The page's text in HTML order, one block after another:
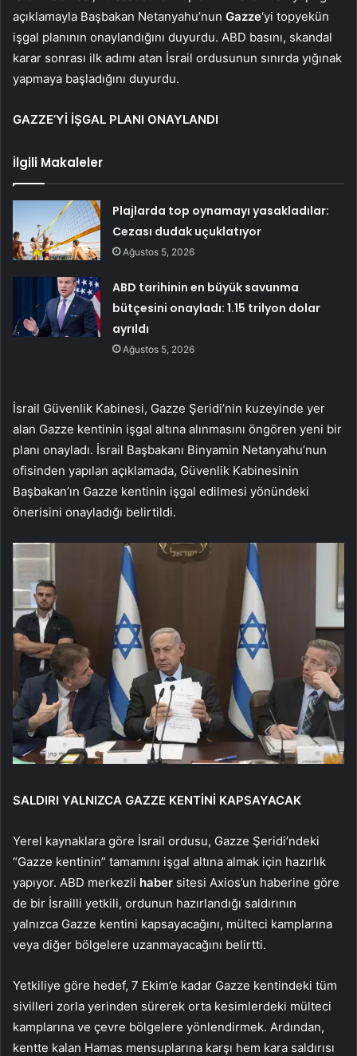
açıklamayla Başbakan Netanyahu’nun Gazze‘yi topyekün
işgal planının onaylandığını duyurdu. ABD basını, skandal
karar sonrası ilk adımı atan İsrail ordusunun sınırda yığınak
yapmaya başladığını duyurdu.
GAZZE’Yİ İŞGAL PLANI ONAYLANDI
İlgili Makaleler
Plajlarda top oynamayı yasakladılar:
Cezası dudak uçuklatıyor
Ağustos 5, 2026
ABD tarihinin en büyük savunma
bütçesini onayladı: 1.15 trilyon dolar
ayrıldı
Ağustos 5, 2026
İsrail Güvenlik Kabinesi, Gazze Şeridi’nin kuzeyinde yer
alan Gazze kentinin işgal altına alınmasını öngören yeni bir
planı onayladı. İsrail Başbakanı Binyamin Netanyahu’nun
ofisinden yapılan açıklamada, Güvenlik Kabinesinin
Başbakan’ın Gazze kentinin işgal edilmesi yönündeki
önerisini onayladığı belirtildi.
SALDIRI YALNIZCA GAZZE KENTİNİ KAPSAYACAK
Yerel kaynaklara göre İsrail ordusu, Gazze Şeridi’ndeki
“Gazze kentinin” tamamını işgal altına almak için hazırlık
yapıyor. ABD merkezli haber sitesi Axios’un haberine göre
de bir İsrailli yetkili, ordunun hazırlandığı saldırının
yalnızca Gazze kentini kapsayacağını, mülteci kamplarına
veya diğer bölgelere uzanmayacağını belirtti.
Yetkiliye göre hedef, 7 Ekim’e kadar Gazze kentindeki tüm
sivilleri zorla yerinden sürerek orta kesimlerdeki mülteci
kamplarına ve çevre bölgelere yönlendirmek. Ardından,
kentte kalan Hamas mensuplarına karşı hem kara saldırısı